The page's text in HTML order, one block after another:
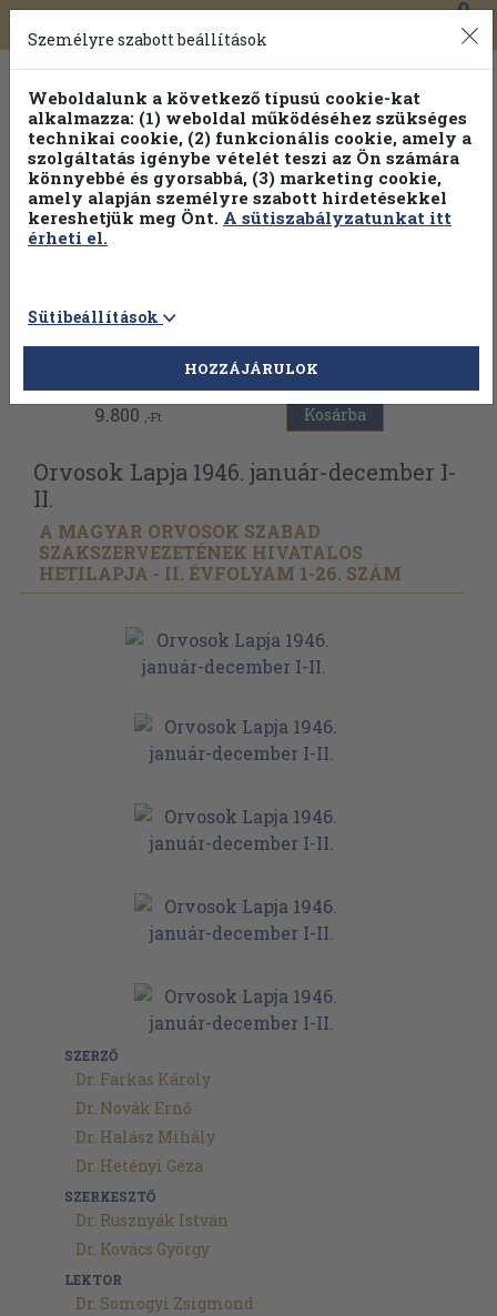
Toggle
navigation
0
Vissza az előző oldalra
9.800 ,-Ft Kosárba
Orvosok Lapja 1946. január-december I-
II.
A MAGYAR ORVOSOK SZABAD
SZAKSZERVEZETÉNEK HIVATALOS
HETILAPJA - II. ÉVFOLYAM 1-26. SZÁM
SZERZŐ
Dr. Farkas Károly
Dr. Novák Ernő
Dr. Halász Mihály
Dr. Hetényi Géza
SZERKESZTŐ
Dr. Rusznyák István
Dr. Kovács György
LEKTOR
Dr. Somogyi Zsigmond
Személyre szabott beállítások
Weboldalunk a következő típusú cookie-kat
alkalmazza: (1) weboldal működéséhez szükséges
technikai cookie, (2) funkcionális cookie, amely a
szolgáltatás igénybe vételét teszi az Ön számára
könnyebbé és gyorsabbá, (3) marketing cookie,
amely alapján személyre szabott hirdetésekkel
kereshetjük meg Önt. A sütiszabályzatunkat itt
érheti el.
Sütibeállítások
HOZZÁJÁRULOK